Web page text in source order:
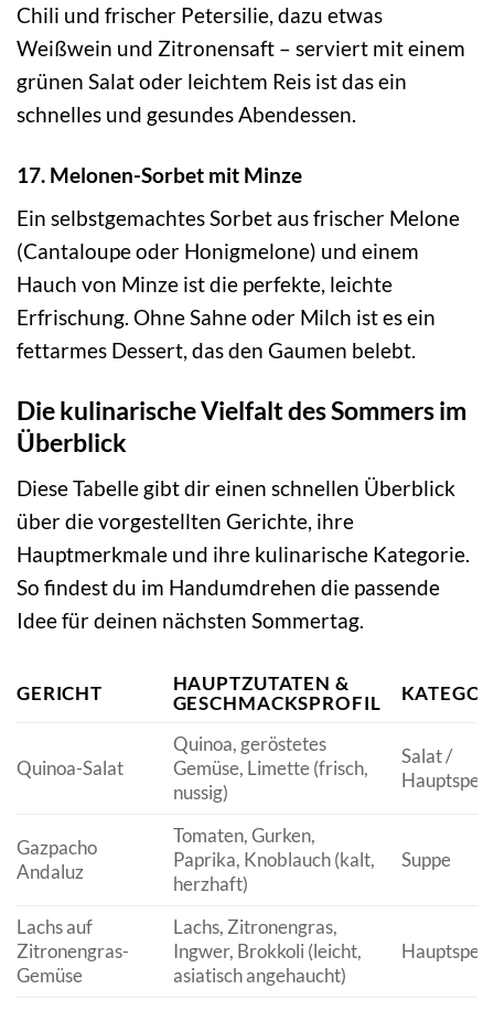
Chili und frischer Petersilie, dazu etwas
Weißwein und Zitronensaft – serviert mit einem
grünen Salat oder leichtem Reis ist das ein
schnelles und gesundes Abendessen.
17. Melonen-Sorbet mit Minze
Ein selbstgemachtes Sorbet aus frischer Melone
(Cantaloupe oder Honigmelone) und einem
Hauch von Minze ist die perfekte, leichte
Erfrischung. Ohne Sahne oder Milch ist es ein
fettarmes Dessert, das den Gaumen belebt.
Die kulinarische Vielfalt des Sommers im
Überblick
Diese Tabelle gibt dir einen schnellen Überblick
über die vorgestellten Gerichte, ihre
Hauptmerkmale und ihre kulinarische Kategorie.
So findest du im Handumdrehen die passende
Idee für deinen nächsten Sommertag.
GERICHT
HAUPTZUTATEN &
GESCHMACKSPROFIL
Quinoa-Salat
Quinoa, geröstetes
Gemüse, Limette (frisch,
nussig)
Salat /
Gazpacho
Andaluz
Tomaten, Gurken,
Paprika, Knoblauch (kalt,
herzhaft)
Suppe
Lachs auf
Zitronengras-
Gemüse
Lachs, Zitronengras,
Ingwer, Brokkoli (leicht,
asiatisch angehaucht)